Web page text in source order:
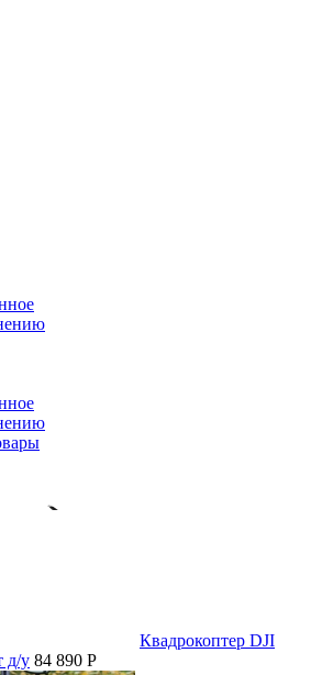
Квадрокоптер DJI
д/у 84 890 P